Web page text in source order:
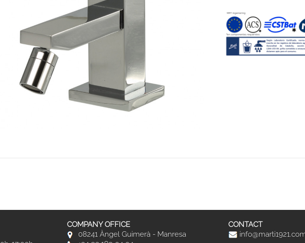
COMPANY OFFICE
08241 Àngel Guimerà - Manresa
CONTACT